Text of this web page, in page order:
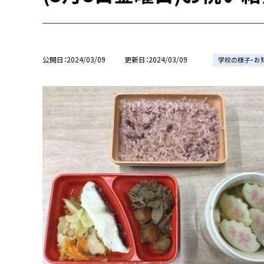
公開日 2024/03/09 更新日 2024/03/09 学校の様子・お